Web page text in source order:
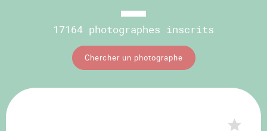
17164 photographes inscrits
Chercher un photographe